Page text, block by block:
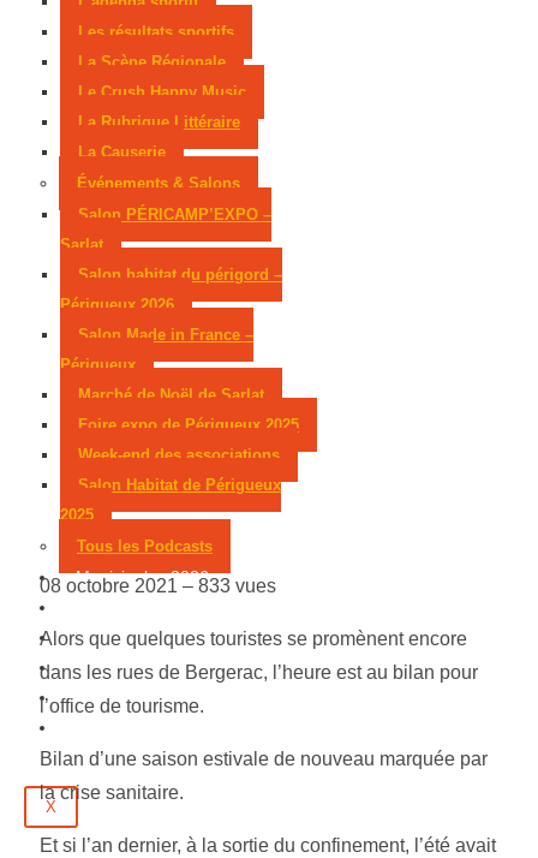
Les résultats sportifs
La Scène Régionale
Le Crush Happy Music
La Rubrique Littéraire
La Causerie
Événements & Salons
Salon PÉRICAMP’EXPO –
Sarlat
Salon habitat du périgord –
Périgueux 2026
Salon Made in France –
Périgueux
Marché de Noël de Sarlat
Foire expo de Périgueux 2025
Week-end des associations
Salon Habitat de Périgueux
2025
Tous les Podcasts
Municipales 2026
Partenaires
Emploi
Évènements
X
08 octobre 2021 – 833 vues
Alors que quelques touristes se promènent encore
dans les rues de Bergerac, l’heure est au bilan pour
l’office de tourisme.
Bilan d’une saison estivale de nouveau marquée par
la crise sanitaire.
Et si l’an dernier, à la sortie du confinement, l’été avait